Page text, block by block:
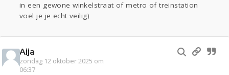
in een gewone winkelstraat of metro of treinstation
voel je je echt veilig)
Aija
zondag 12 oktober 2025 om
06:37